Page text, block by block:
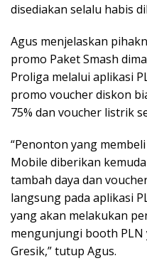
disediakan selalu habis
Agus menjelaskan
promo Paket Smash
Proliga melalui aplikasi
promo voucher diskon
75% dan voucher listrik
“Penonton yang
Mobile diberikan
tambah daya dan
langsung pada aplikasi
yang akan melakukan
mengunjungi booth PLN
Gresik,” tutup Agus.